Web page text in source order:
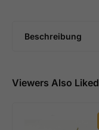
Beschreibung
Viewers Also Liked